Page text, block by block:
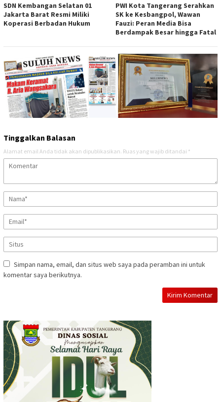
SDN Kembangan Selatan 01
Jakarta Barat Resmi Miliki
Koperasi Berbadan Hukum
PWI Kota Tangerang Serahkan
SK ke Kesbangpol, Wawan
Fauzi: Peran Media Bisa
Berdampak Besar hingga Fatal
Tinggalkan Balasan
Alamat email Anda tidak akan dipublikasikan. Ruas yang wajib ditandai *
Simpan nama, email, dan situs web saya pada peramban ini untuk
komentar saya berikutnya.